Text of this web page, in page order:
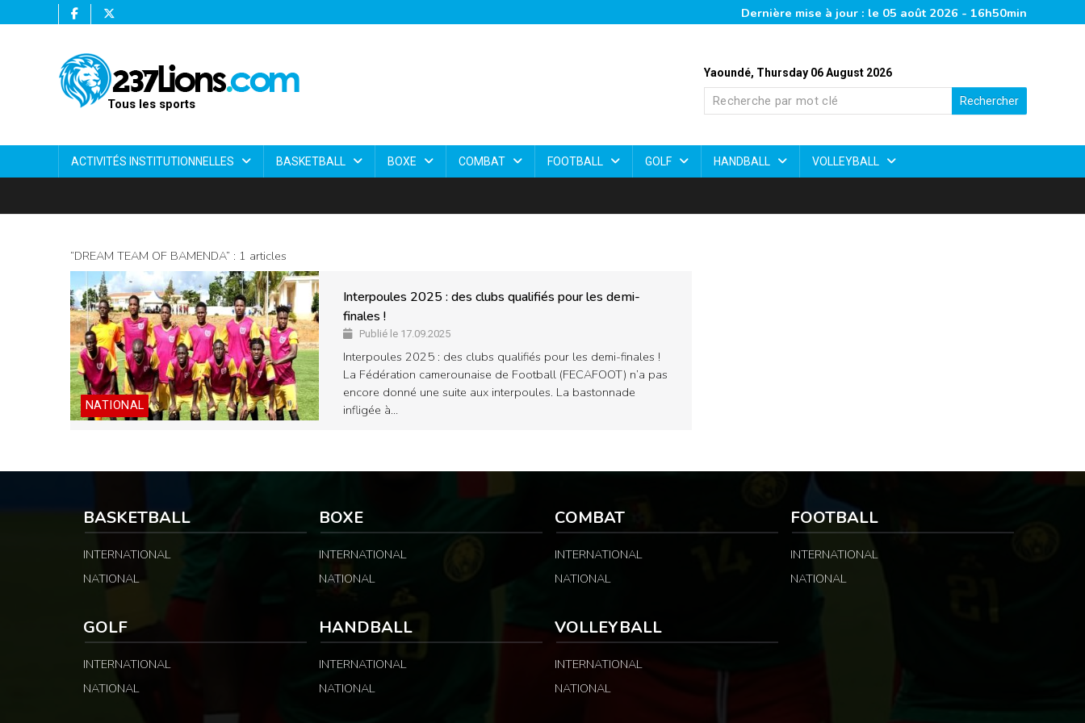
Dernière mise à jour : le 05 août 2026 - 16h50min
Yaoundé, Thursday 06 August 2026
Rechercher
Tous les sports
ACTIVITÉS INSTITUTIONNELLES BASKETBALL BOXE COMBAT FOOTBALL GOLF HANDBALL VOLLEYBALL
“DREAM TEAM OF BAMENDA” : 1 articles
NATIONAL
Interpoules 2025 : des clubs qualifiés pour les demi-
finales !
Publié le 17.09.2025
Interpoules 2025 : des clubs qualifiés pour les demi-finales !
La Fédération camerounaise de Football (FECAFOOT) n’a pas
encore donné une suite aux interpoules. La bastonnade
infligée à…
BASKETBALL
INTERNATIONAL
NATIONAL
BOXE
INTERNATIONAL
NATIONAL
COMBAT
INTERNATIONAL
NATIONAL
FOOTBALL
INTERNATIONAL
NATIONAL
GOLF
INTERNATIONAL
NATIONAL
HANDBALL
INTERNATIONAL
NATIONAL
VOLLEYBALL
INTERNATIONAL
NATIONAL